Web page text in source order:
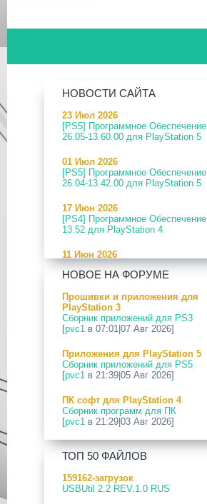
НОВОСТИ САЙТА
23 Июл 2026
[PS5] Программное Обеспечение
26.05-13.60.00 для PlayStation 5
01 Июл 2026
[PS5] Программное Обеспечение
26.04-13.42.00 для PlayStation 5
17 Июн 2026
[PS4] Программное Обеспечение
13.52 для PlayStation 4
11 Июн 2026
[PS5] Программное Обеспечение
26.04-13.40.00 для PlayStation 5
24 Апр 2026
[PS5] Программное Обеспечение
26.03-13.20.00 для PlayStation 5
12 Апр 2026
[PS Portal] Программное
Обеспечение 7.0.2 для PS Portal
09 Апр 2026
[PS3|CFW] webMAN MOD
v1.47.48p
29 Мар 2026
[PS3] PS3HEN v3.5.0
19 Мар 2026
[PS Portal] Программное
НОВОЕ НА ФОРУМЕ
Прошивки и приложения для
PlayStation 3
Сборник приложений для PS3
[pvc1 в 07:01|07 Авг 2026]
Приложения для PlayStation 5
Сборник приложений для PS5
[pvc1 в 21:39|05 Авг 2026]
ПК софт для PlayStation 4
Сборник программ для ПК
[pvc1 в 21:29|03 Авг 2026]
ПК софт для PlayStation 5
Сборник программ для ПК
Приложения для PlayStation 5
ТОП 50 ФАЙЛОВ
159162-загрузок
USBUtil 2.2 REV.1.0 RUS